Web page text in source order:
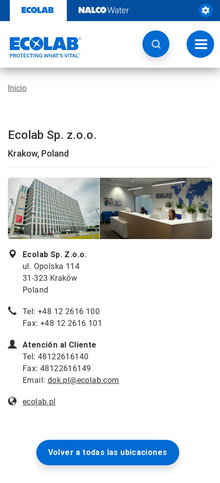
contenido
de
Inicio
Ecolab Sp. z.o.o.
Krakow, Poland
Ecolab Sp. Z.o.o.
ul. Opolska 114
31-323 Kraków
Poland
Tel: +48 12 2616 100
Fax: +48 12 2616 101
Atención al Cliente
Tel: 48122616140
Fax: 48122616149
Email: dok.pl@ecolab.com
ecolab.pl
Volver a todas las ubicaciones